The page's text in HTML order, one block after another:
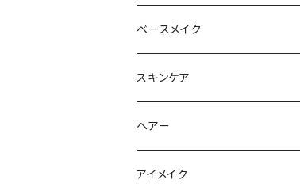
ベースメイク
美容液
美容液
スキンケア
美容液
シワ
化粧水
ヘアー
アイメイク